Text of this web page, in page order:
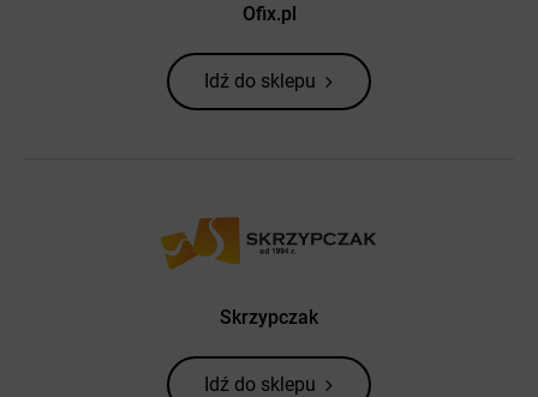
Ofix.pl
Idź do sklepu
Skrzypczak
Idź do sklepu